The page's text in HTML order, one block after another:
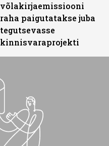
võlakirjaemissiooni
raha paigutatakse juba
tegutsevasse
kinnisvaraprojekti